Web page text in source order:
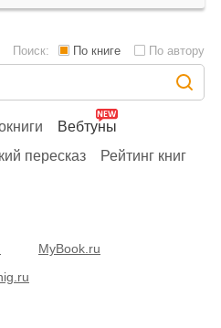
Вебтуны
пересказ
Рейтинг книг
Поиск: По книге По автору
MyBook.ru